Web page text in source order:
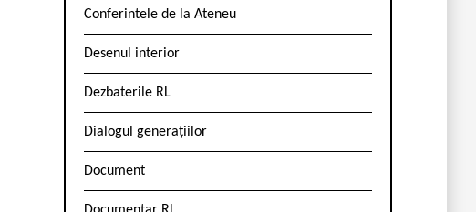
Conferintele de la Ateneu
Desenul interior
Dezbaterile RL
Dialogul generațiilor
Document